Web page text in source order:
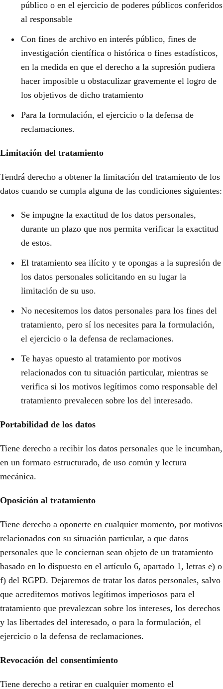
público o en el ejercicio de poderes públicos conferidos
al responsable
Con fines de archivo en interés público, fines de
investigación científica o histórica o fines estadísticos,
en la medida en que el derecho a la supresión pudiera
hacer imposible u obstaculizar gravemente el logro de
los objetivos de dicho tratamiento
Para la formulación, el ejercicio o la defensa de
reclamaciones.
Limitación del tratamiento
Tendrá derecho a obtener la limitación del tratamiento de los
datos cuando se cumpla alguna de las condiciones siguientes:
Se impugne la exactitud de los datos personales,
durante un plazo que nos permita verificar la exactitud
de estos.
El tratamiento sea ilícito y te opongas a la supresión de
los datos personales solicitando en su lugar la
limitación de su uso.
No necesitemos los datos personales para los fines del
tratamiento, pero sí los necesites para la formulación,
el ejercicio o la defensa de reclamaciones.
Te hayas opuesto al tratamiento por motivos
relacionados con tu situación particular, mientras se
verifica si los motivos legítimos como responsable del
tratamiento prevalecen sobre los del interesado.
Portabilidad de los datos
Tiene derecho a recibir los datos personales que le incumban,
en un formato estructurado, de uso común y lectura
mecánica.
Oposición al tratamiento
Tiene derecho a oponerte en cualquier momento, por motivos
relacionados con su situación particular, a que datos
personales que le conciernan sean objeto de un tratamiento
basado en lo dispuesto en el artículo 6, apartado 1, letras e) o
f) del RGPD. Dejaremos de tratar los datos personales, salvo
que acreditemos motivos legítimos imperiosos para el
tratamiento que prevalezcan sobre los intereses, los derechos
y las libertades del interesado, o para la formulación, el
ejercicio o la defensa de reclamaciones.
Revocación del consentimiento
Tiene derecho a retirar en cualquier momento el